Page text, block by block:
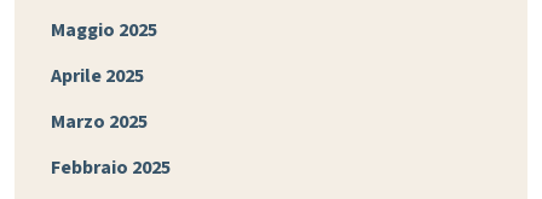
Maggio 2025
Aprile 2025
Marzo 2025
Febbraio 2025